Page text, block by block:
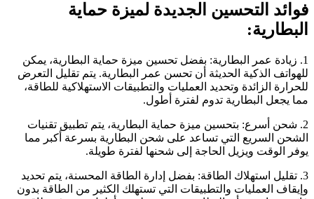
فوائد التحسين الجديدة لميزة حماية
البطارية:
1. زيادة عمر البطارية: بفضل تحسين ميزة حماية البطارية، يمكن
للهواتف الذكية الحديثة أن تحسن عمر البطارية. يتم تقليل التعرض
للحرارة الزائدة وتحديد العمليات والتطبيقات الاستهلاكية للطاقة،
مما يجعل البطارية تدوم لفترة أطول.
2. شحن أسرع: بتحسين ميزة حماية البطارية، يتم تطبيق تقنيات
الشحن السريع التي تساعد على شحن البطارية بسرعة أكبر مما
يوفر الوقت ويزيل الحاجة إلى شحنها لفترة طويلة.
3. تقليل استهلاك الطاقة: بفضل إدارة الطاقة المحسنة، يتم تحديد
وإيقاف العمليات والتطبيقات التي تستهلك الكثير من الطاقة بدون